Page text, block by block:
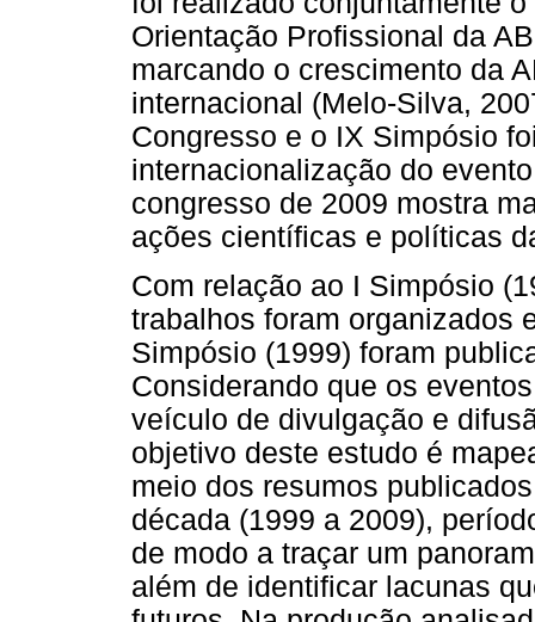
Orientação Profissional da
marcando o crescimento da
internacional (Melo-Silva,
Congresso e o IX Simpósio
internacionalização do
congresso de 2009 mostra
ações científicas e políticas
Com relação ao I Simpósio
trabalhos foram organizados
Simpósio (1999) foram
Considerando que os
veículo de divulgação e
objetivo deste estudo é
meio dos resumos
década (1999 a 2009),
de modo a traçar um
além de identificar lacunas